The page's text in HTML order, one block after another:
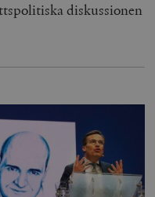
diskussionen